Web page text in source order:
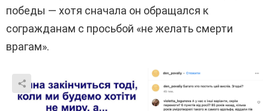
победы — хотя сначала он обращался к
согражданам с просьбой «не желать смерти
врагам».